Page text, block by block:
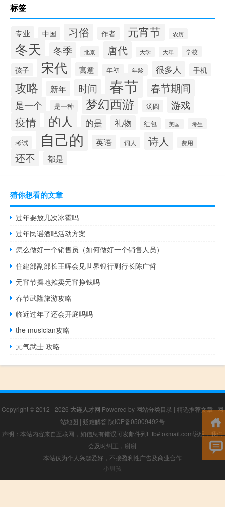
标签
专业 中国 习俗 作者 元宵节 农历
冬天 冬季 北京 唐代 大学 大年 学校
孩子 宋代 寓意 年初 年龄 很多人 手机
攻略 新年 时间 春节 春节期间
是一个 是一种 梦幻西游 汤圆 游戏
疫情 的人 的是 礼物 红包 美国 考生
考试 自己的 英语 词人 诗人 费用
还不 都是
猜你想看的文章
过年要放几次冰雹吗
过年民谣酒吧活动方案
怎么做好一个销售员（如何做好一个销售人员）
住建部副部长王晖会见世界银行副行长陈广哲
元宵节摆地摊卖元宵挣钱吗
春节武隆旅游攻略
临近过年了还会开庭吗吗
the musician攻略
元气武士 攻略
Copyright © 2012 - 2026 大连人才网 Powered by 网站分类目录 | 精选推荐文章|网
站地图 | 疑难解答 陕ICP备05009492号
声明：本站内容来自互联网，如信息有错误可发邮件到f_fb#foxmail.com说明，我们
会及时纠正，谢谢
本站仅为个人兴趣爱好，不接盈利性广告及商业合作
小男孩